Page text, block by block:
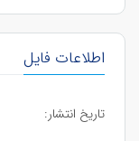
اطلاعات فایل
تاریخ انتشار: